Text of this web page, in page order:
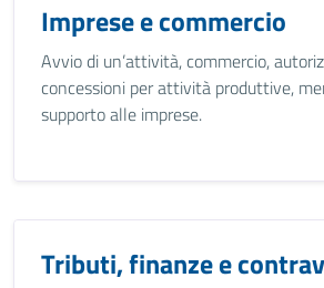
Imprese e commercio
Avvio di un’attività, commercio,
concessioni per attività produttive,
supporto alle imprese.
Tributi, finanze e